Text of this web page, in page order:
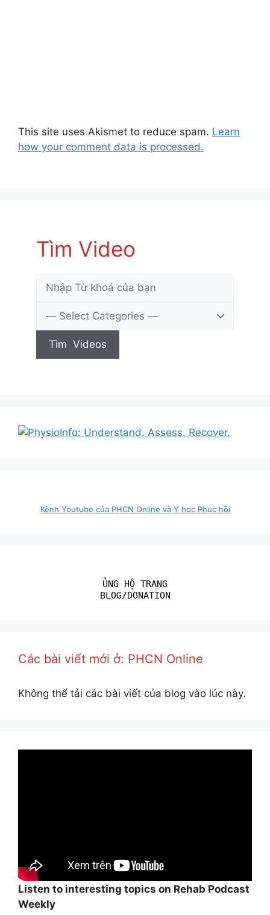
This site uses Akismet to reduce spam. Learn
how your comment data is processed.
Tìm Video
Kênh Youtube của PHCN Online và Y học Phục hồi
ỦNG HỘ TRANG
BLOG/DONATION
Các bài viết mới ở: PHCN Online
Không thể tải các bài viết của blog vào lúc này.
Listen to interesting topics on Rehab Podcast
Weekly